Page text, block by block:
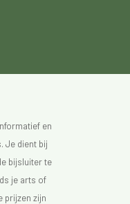
en
Je dient bij
bijsluiter te
je arts of
prijzen zijn